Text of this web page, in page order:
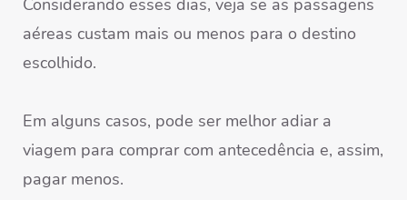
Considerando esses dias, veja se as passagens
aéreas custam mais ou menos para o destino
escolhido.
Em alguns casos, pode ser melhor adiar a
viagem para comprar com antecedência e, assim,
pagar menos.